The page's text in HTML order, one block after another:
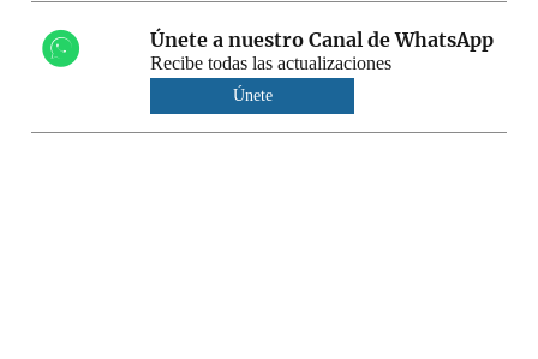
Únete a nuestro Canal de WhatsApp
Recibe todas las actualizaciones
Únete